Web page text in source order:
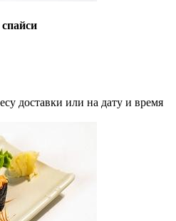
доставки или на дату и время